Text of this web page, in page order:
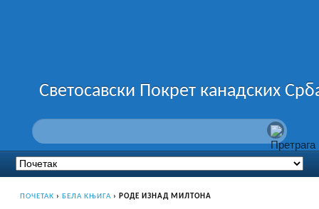
Светосавски Покрет канадских
ПОЧЕТАК › БЕЛА КЊИГА › РОДЕ ИЗНАД МИЛТОНА